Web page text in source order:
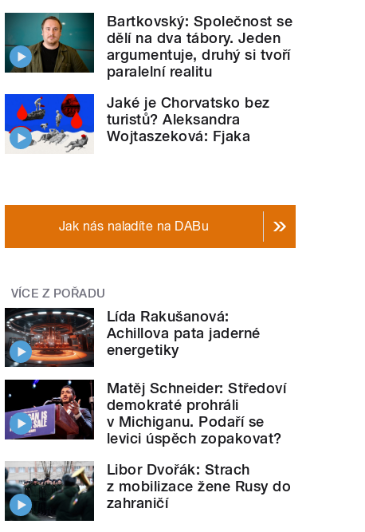
Bartkovský: Společnost se
dělí na dva tábory. Jeden
argumentuje, druhý si tvoří
paralelní realitu
Jaké je Chorvatsko bez
turistů? Aleksandra
Wojtaszeková: Fjaka
Jak nás naladíte na DABu
VÍCE Z POŘADU
Lída Rakušanová:
Achillova pata jaderné
energetiky
Matěj Schneider: Středoví
demokraté prohráli
v Michiganu. Podaří se
levici úspěch zopakovat?
Libor Dvořák: Strach
z mobilizace žene Rusy do
zahraničí